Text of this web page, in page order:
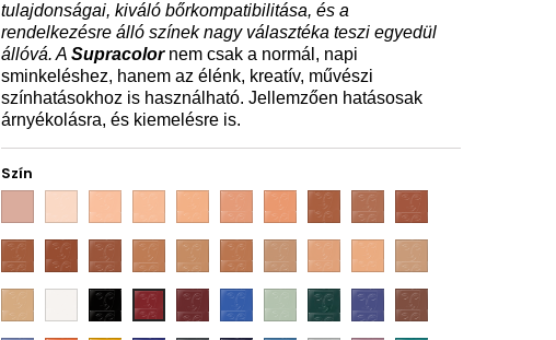
tulajdonságai, kiváló bőrkompatibilitása, és a
rendelkezésre álló színek nagy választéka teszi egyedül
állóvá. A Supracolornem csak a normál, napi
sminkeléshez, hanem az élénk, kreatív, művészi
színhatásokhoz is használható. Jellemzően hatásosak
árnyékolásra, és kiemelésre is.
Szín
2W 4W 5W 6W 7W 8W 9W
10W 11W 12W
FS
36
FS
38
FS
40
FS
45
FS
54
177
NB
ivory 071 080 081 091 092 095 098 101